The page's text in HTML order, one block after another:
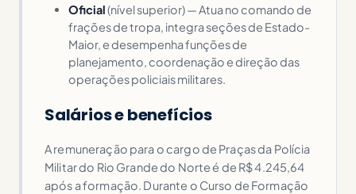
Oficial(nível superior) — Atua no comando de
frações de tropa, integra seções de Estado-
Maior, e desempenha funções de
planejamento, coordenação e direção das
operações policiais militares.
Salários e benefícios
A remuneração para o cargo de Praças da Polícia
Militar do Rio Grande do Norte é de R$ 4.245,64
após a formação. Durante o Curso de Formação